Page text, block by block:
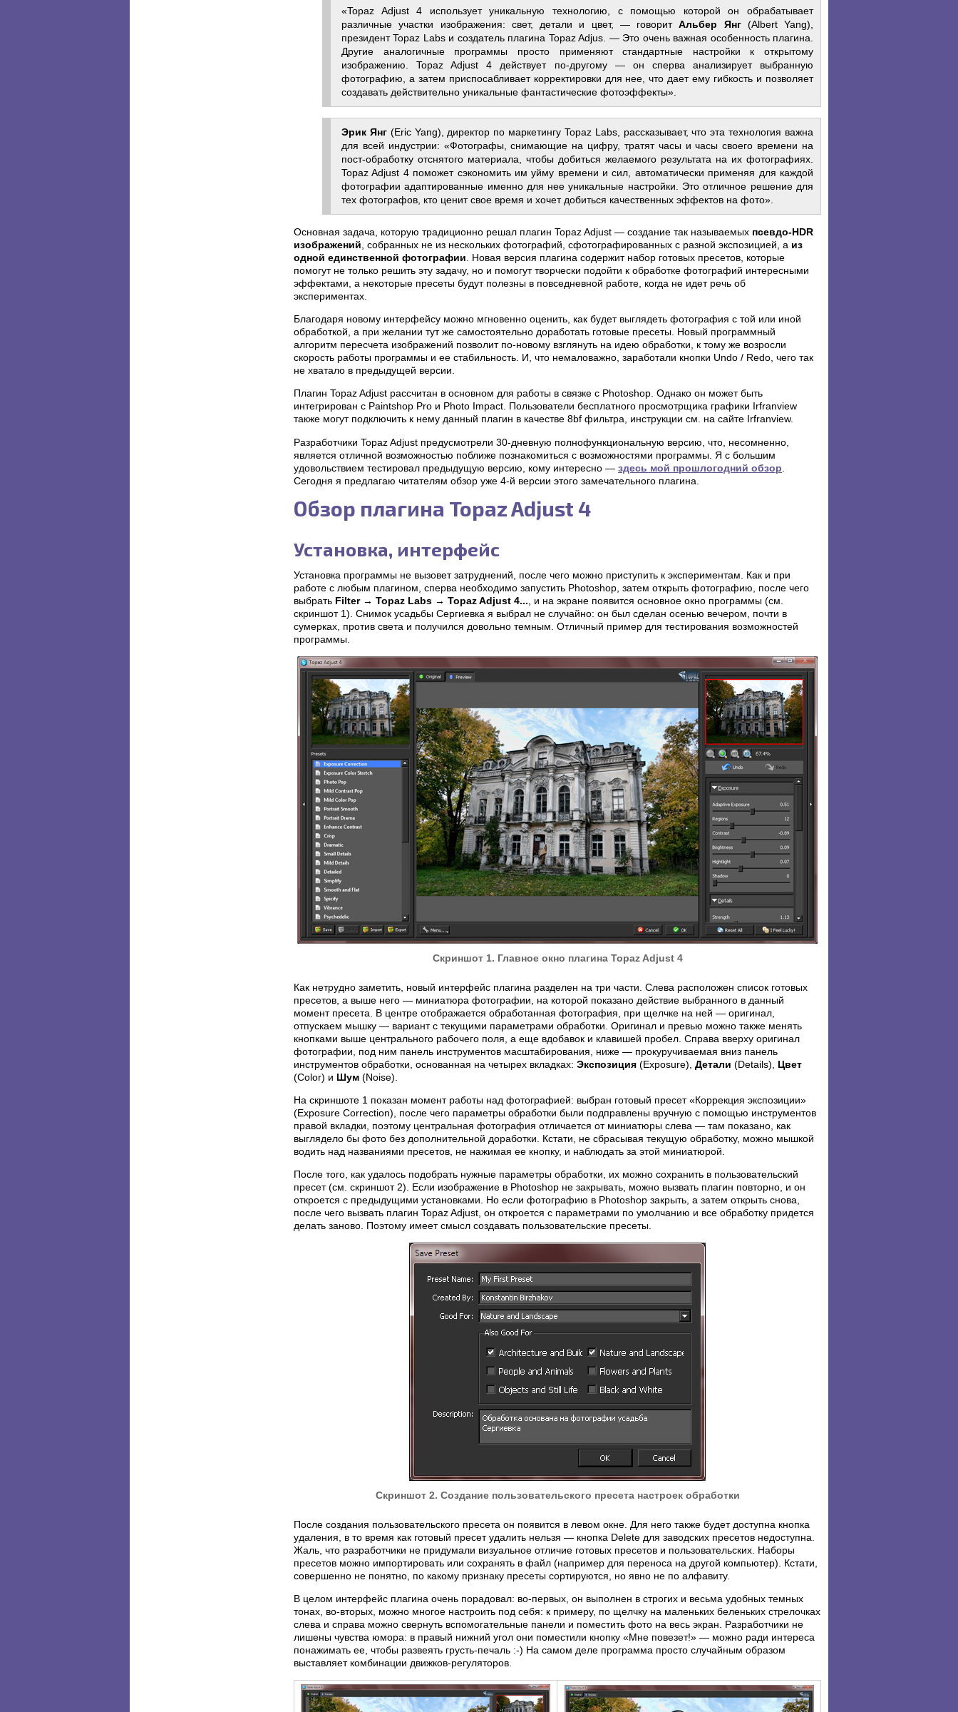
«Topaz Adjust 4 использует уникальную технологию, с помощью которой он обрабатывает
различные участки изображения: свет, детали и цвет, — говоритАльбер Янг(Albert Yang),
президент Topaz Labs и создатель плагина Topaz Adjus. — Это очень важная особенность плагина.
Другие аналогичные программы просто применяют стандартные настройки к открытому
изображению. Topaz Adjust 4 действует по-другому — он сперва анализирует выбранную
фотографию, а затем приспосабливает корректировки для нее, что дает ему гибкость и позволяет
создавать действительно уникальные фантастические фотоэффекты».
Эрик Янг(Eric Yang), директор по маркетингу Topaz Labs, рассказывает, что эта технология важна
для всей индустрии: «Фотографы, снимающие на цифру, тратят часы и часы своего времени на
пост-обработку отснятого материала, чтобы добиться желаемого результата на их фотографиях.
Topaz Adjust 4 поможет сэкономить им уйму времени и сил, автоматически применяя для каждой
фотографии адаптированные именно для нее уникальные настройки. Это отличное решение для
тех фотографов, кто ценит свое время и хочет добиться качественных эффектов на фото».
Основная задача, которую традиционно решал плагин Topaz Adjust — создание так называемых псевдо-HDR
изображений , собранных не из нескольких фотографий, сфотографированных с разной экспозицией, а из
одной единственной фотографии . Новая версия плагина содержит набор готовых пресетов, которые
помогут не только решить эту задачу, но и помогут творчески подойти к обработке фотографий интересными
эффектами, а некоторые пресеты будут полезны в повседневной работе, когда не идет речь об
экспериментах.
Благодаря новому интерфейсу можно мгновенно оценить, как будет выглядеть фотография с той или иной
обработкой, а при желании тут же самостоятельно доработать готовые пресеты. Новый программный
алгоритм пересчета изображений позволит по-новому взглянуть на идею обработки, к тому же возросли
скорость работы программы и ее стабильность. И, что немаловажно, заработали кнопки Undo / Redo, чего так
не хватало в предыдущей версии.
Плагин Topaz Adjust рассчитан в основном для работы в связке с Photoshop. Однако он может быть
интегрирован с Paintshop Pro и Photo Impact. Пользователи бесплатного просмотрщика графики Irfranview
также могут подключить к нему данный плагин в качестве 8bf фильтра, инструкции см. на сайте Irfranview.
Разработчики Topaz Adjust предусмотрели 30-дневную полнофункциональную версию, что, несомненно,
является отличной возможностью поближе познакомиться с возможностями программы. Я с большим
удовольствием тестировал предыдущую версию, кому интересно — здесь мой прошлогодний обзор
Сегодня я предлагаю читателям обзор уже 4-й версии этого замечательного плагина.
Обзор плагина Topaz Adjust 4
Установка, интерфейс
Установка программы не вызовет затруднений, после чего можно приступить к экспериментам. Как и при
работе с любым плагином, сперва необходимо запустить Photoshop, затем открыть фотографию, после чего
выбрать Filter → Topaz Labs → Topaz Adjust 4..., и на экране появится основное окно программы (см.
скриншот 1). Снимок усадьбы Сергиевка я выбрал не случайно: он был сделан осенью вечером, почти в
сумерках, против света и получился довольно темным. Отличный пример для тестирования возможностей
программы.
Скриншот 1. Главное окно плагина Topaz Adjust 4
Как нетрудно заметить, новый интерфейс плагина разделен на три части. Слева расположен список готовых
пресетов, а выше него — миниатюра фотографии, на которой показано действие выбранного в данный
момент пресета. В центре отображается обработанная фотография, при щелчке на ней — оригинал,
отпускаем мышку — вариант с текущими параметрами обработки. Оригинал и превью можно также менять
кнопками выше центрального рабочего поля, а еще вдобавок и клавишей пробел. Справа вверху оригинал
фотографии, под ним панель инструментов масштабирования, ниже — прокуручиваемая вниз панель
инструментов обработки, основанная на четырех вкладках: Экспозиция (Exposure), Детали (Details), Цвет
(Color) и Шум (Noise).
На скриншоте 1 показан момент работы над фотографией: выбран готовый пресет «Коррекция экспозиции»
(Exposure Correction), после чего параметры обработки были подправлены вручную с помощью инструментов
правой вкладки, поэтому центральная фотография отличается от миниатюры слева — там показано, как
выглядело бы фото без дополнительной доработки. Кстати, не сбрасывая текущую обработку, можно мышкой
водить над названиями пресетов, не нажимая ее кнопку, и наблюдать за этой миниатюрой.
После того, как удалось подобрать нужные параметры обработки, их можно сохранить в пользовательский
пресет (см. скриншот 2). Если изображение в Photoshop не закрывать, можно вызвать плагин повторно, и он
откроется с предыдущими установками. Но если фотографию в Photoshop закрыть, а затем открыть снова,
после чего вызвать плагин Topaz Adjust, он откроется с параметрами по умолчанию и все обработку придется
делать заново. Поэтому имеет смысл создавать пользовательские пресеты.
Скриншот 2. Создание пользовательского пресета настроек обработки
После создания пользовательского пресета он появится в левом окне. Для него также будет доступна кнопка
удаления, в то время как готовый пресет удалить нельзя — кнопка Delete для заводских пресетов недоступна.
Жаль, что разработчики не придумали визуальное отличие готовых пресетов и пользовательских. Наборы
пресетов можно импортировать или сохранять в файл (например для переноса на другой компьютер). Кстати,
совершенно не понятно, по какому признаку пресеты сортируются, но явно не по алфавиту.
В целом интерфейс плагина очень порадовал: во-первых, он выполнен в строгих и весьма удобных темных
тонах, во-вторых, можно многое настроить под себя: к примеру, по щелчку на маленьких беленьких стрелочках
слева и справа можно свернуть вспомогательные панели и поместить фото на весь экран. Разработчики не
лишены чувства юмора: в правый нижний угол они поместили кнопку «Мне повезет!» — можно ради интереса
понажимать ее, чтобы развеять грусть-печаль :-) На самом деле программа просто случайным образом
выставляет комбинации движков-регуляторов.